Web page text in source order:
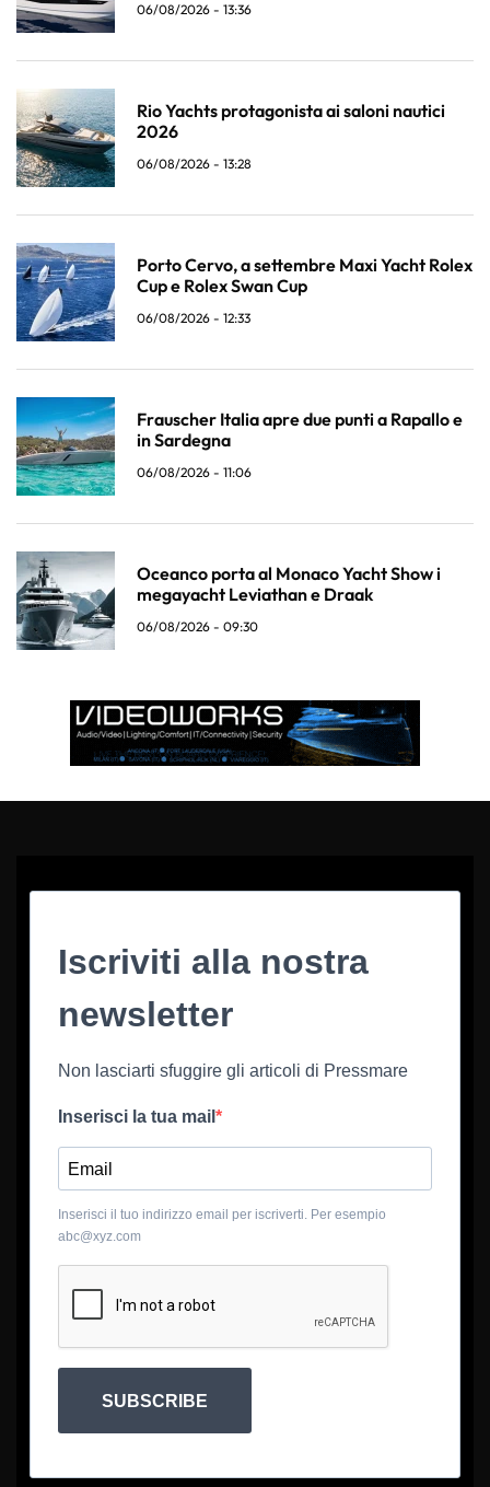
06/08/2026 - 13:36
Rio Yachts protagonista ai saloni nautici
2026
06/08/2026 - 13:28
Porto Cervo, a settembre Maxi Yacht Rolex
Cup e Rolex Swan Cup
06/08/2026 - 12:33
Frauscher Italia apre due punti a Rapallo e
in Sardegna
06/08/2026 - 11:06
Oceanco porta al Monaco Yacht Show i
megayacht Leviathan e Draak
06/08/2026 - 09:30
Iscriviti alla nostra
newsletter
Non lasciarti sfuggire gli articoli di Pressmare
Inserisci la tua mail
Inserisci il tuo indirizzo email per iscriverti. Per esempio
abc@xyz.com
SUBSCRIBE